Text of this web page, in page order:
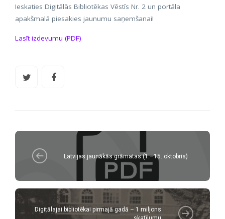
Ieskaties Digitālās Bibliotēkas Vēstīs Nr. 2 un portāla
apakšmalā piesakies jaunumu saņemšanai!
Lasīt izdevumu (PDF)
Latvijas jaunākās grāmatas (1.–15. oktobris)
Digitālajai bibliotēkai pirmajā gadā – 1 miljons